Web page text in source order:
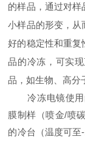
的样品 ， 通过对样
小样品的形变，从
好的稳定性和重复
品的冷冻， 可实
品，如生物、高分
冷冻电镜使
膜制样（喷金/喷
的冷台（温度可至